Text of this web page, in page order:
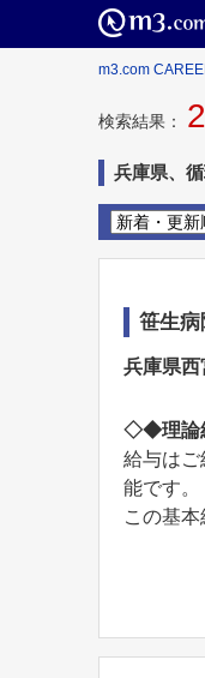
m3.com
検索結果：
兵庫県、
笹生病
兵庫県
◇◆理論
給与は
能です。
この基